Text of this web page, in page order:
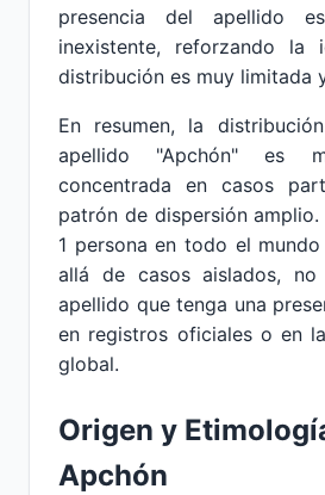
presencia del apellido
inexistente, reforzando la
distribución es muy limitada
En resumen, la
apellido "Apchón" es
concentrada en casos
patrón de dispersión
1 persona en todo el
allá de casos aislados,
apellido que tenga una
en registros oficiales o en
global.
Origen y
Apchón